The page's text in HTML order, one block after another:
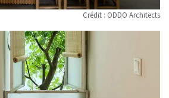
Crédit : ODDO Architects